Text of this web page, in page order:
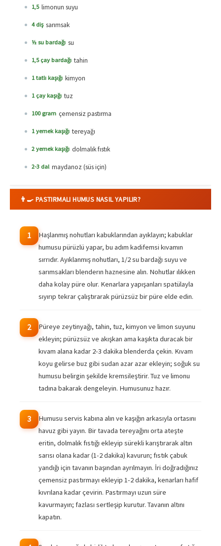
1,5 limonun suyu
4 diş sarımsak
½ su bardağı su
1,5 çay bardağı tahin
1 tatlı kaşığı kimyon
1 çay kaşığı tuz
100 gram çemensiz pastırma
1 yemek kaşığı tereyağı
2 yemek kaşığı dolmalık fıstık
2-3 dal maydanoz (süs için)
👨‍🍳 PASTIRMALI HUMUS NASIL YAPILIR?
1
Haşlanmış nohutları kabuklarından ayıklayın; kabuklar
humusu pürüzlü yapar, bu adım kadifemsi kıvamın
sırrıdır. Ayıklanmış nohutları, 1/2 su bardağı suyu ve
sarımsakları blenderın haznesine alın. Nohutlar ılıkken
daha kolay püre olur. Kenarlara yapışanları spatülayla
sıyırıp tekrar çalıştırarak pürüzsüz bir püre elde edin.
2
Püreye zeytinyağı, tahin, tuz, kimyon ve limon suyunu
ekleyin; pürüzsüz ve akışkan ama kaşıkta duracak bir
kıvam alana kadar 2-3 dakika blenderda çekin. Kıvam
koyu gelirse buz gibi sudan azar azar ekleyin; soğuk su
humusu belirgin şekilde kremsileştirir. Tuz ve limonu
tadına bakarak dengeleyin. Humusunuz hazır.
3
Humusu servis kabına alın ve kaşığın arkasıyla ortasını
havuz gibi yayın. Bir tavada tereyağını orta ateşte
eritin, dolmalık fıstığı ekleyip sürekli karıştırarak altın
sarısı olana kadar (1-2 dakika) kavurun; fıstık çabuk
yandığı için tavanın başından ayrılmayın. İri doğradığınız
çemensiz pastırmayı ekleyip 1-2 dakika, kenarları hafif
kıvrılana kadar çevirin. Pastırmayı uzun süre
kavurmayın; fazlası sertleşip kurutur. Tavanın altını
kapatın.